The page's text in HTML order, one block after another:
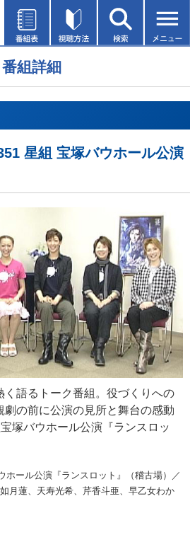
番組詳細
星組 宝塚バウホール公演
く語るトーク番組。役づくりへの
の前に公演の見所と舞台の感動
塚バウホール公演『ランスロッ
ホール公演『ランスロット』（稽古場）／
月蓮、天寿光希、芹香斗亜、早乙女わか